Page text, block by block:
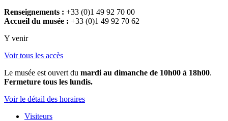
Renseignements : +33 (0)1 49 92 70 00
Accueil du musée : +33 (0)1 49 92 70 62
Y venir
Voir tous les accès
Le musée est ouvert du mardi au dimanche de 10h00 à 18h00.
Fermeture tous les lundis.
Voir le détail des horaires
Visiteurs